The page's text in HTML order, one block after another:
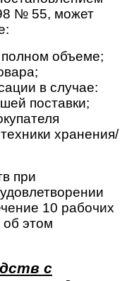
№ 55, может
объеме;
в случае:
поставки;
хранения/
при
10 рабочих
этом
с